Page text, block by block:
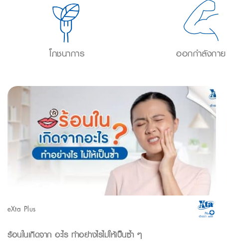
โภชนาการ ออกกำลังกาย
eXta Plus
ร้อนในเกิดจาก อะไร ทำอย่างไรไม่ให้เป็นซ้ำ ๆ